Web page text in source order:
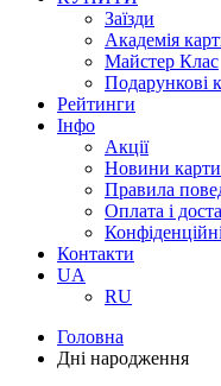
Заїзди
Академія
Майстер Клас
Подарункові
Рейтинги
Інфо
Акції
Новини
Правила
Оплата і
Контакти
UA
RU
Головна
Дні народження